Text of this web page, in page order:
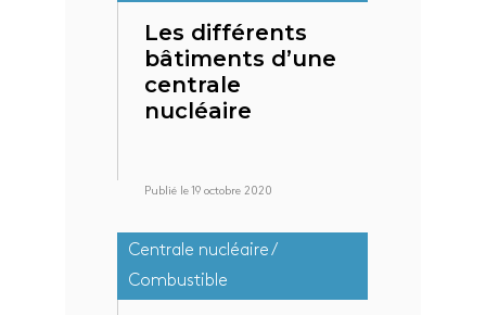
Les différents
bâtiments d’une
centrale
nucléaire
Publié le 19 octobre 2020
Centrale nucléaire /
Combustible